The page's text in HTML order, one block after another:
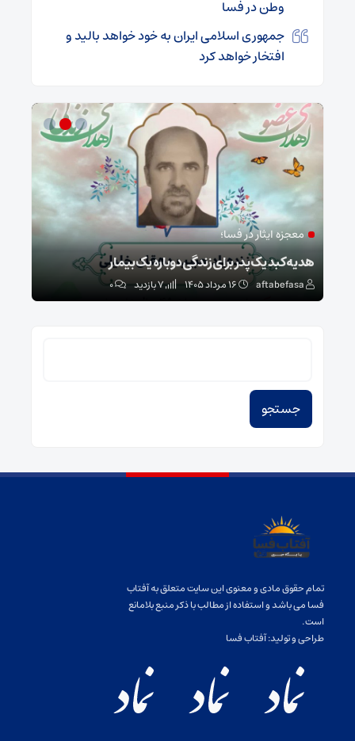
وطن در فسا
جمهوری اسلامی ایران به خود خواهد بالید و
افتخار خواهد کرد
معجزه ایثار در فسا؛
هدیه کبد یک پدر برای زندگی دوباره یک بیمار
aftabefasa ۱۶ مرداد ۱۴۰۵ 7 بازدید ۰
تمام حقوق مادی و معنوی این سایت متعلق به آفتاب
فسا می باشد و استفاده از مطالب با ذکر منبع بلامانع
است.
طراحی و تولید:آفتاب فسا